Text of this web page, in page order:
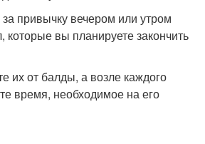
за привычку вечером или утром
которые вы планируете закончить
их от балды, а возле каждого
время, необходимое на его